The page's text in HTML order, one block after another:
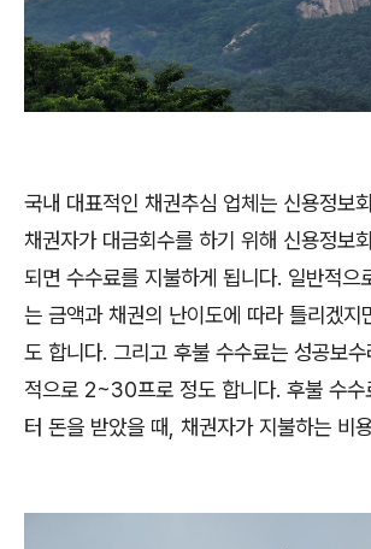
국내 대표적인 채권추심 업체는 신용정보
채권자가 대금회수를 하기 위해 신용정보
되면 수수료를 지불하게 됩니다. 일반적으
는 금액과 채권의 난이도에 따라 틀리겠
도 합니다. 그리고 후불 수수료는 성공보
적으로 2~30프로 정도 합니다. 후불 수수
터 돈을 받았을 때, 채권자가 지불하는 비